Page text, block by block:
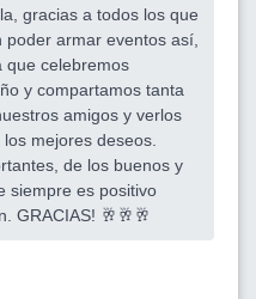
gracias a todos los que
armar eventos así,
que celebremos
y compartamos tanta
amigos y verlos
mejores deseos.
de los buenos y
siempre es positivo
GRACIAS! 🥂🥂🥂